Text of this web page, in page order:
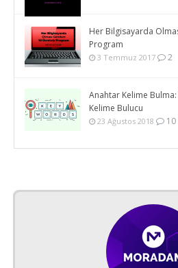
Her Bilgisayarda
Program
3 Temmuz 2017 2
Anahtar Kelime
Kelime Bulucu
23 Ağustos 2018 10